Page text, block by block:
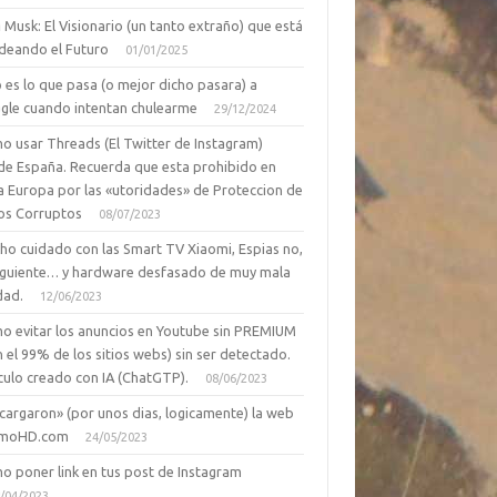
Musk: El Visionario (un tanto extraño) que está
el Futuro
01/01/2025
es lo que pasa (o mejor dicho pasara) a
cuando intentan chulearme
29/12/2024
usar Threads (El Twitter de Instagram)
España. Recuerda que esta prohibido en
Europa por las «utoridades» de Proteccion de
Corruptos
08/07/2023
cuidado con las Smart TV Xiaomi, Espias no,
y hardware desfasado de muy mala
12/06/2023
evitar los anuncios en Youtube sin PREMIUM
el 99% de los sitios webs) sin ser detectado.
creado con IA (ChatGTP).
08/06/2023
(por unos dias, logicamente) la web
24/05/2023
poner link en tus post de Instagram